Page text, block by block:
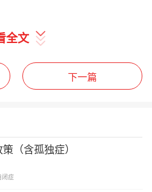
全文
下一篇
（含孤独症）
闭症